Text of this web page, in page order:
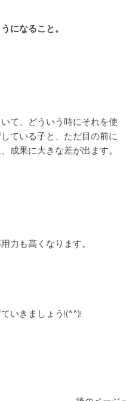
になること。
て、どういう時にそれを使
ている子と、ただ目の前に
成果に大きな差が出ます。
力も高くなります。
いきましょう!(^^)!